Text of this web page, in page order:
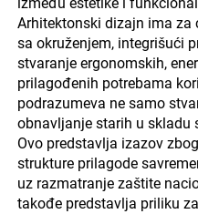
Arhitektonski dizajn ima
sa okruženjem, integrišući
stvaranje ergonomskih,
prilagođenih potrebama
podrazumeva ne samo
obnavljanje starih u skladu
Ovo predstavlja izazov
strukture prilagode
uz razmatranje zaštite
takođe predstavlja priliku